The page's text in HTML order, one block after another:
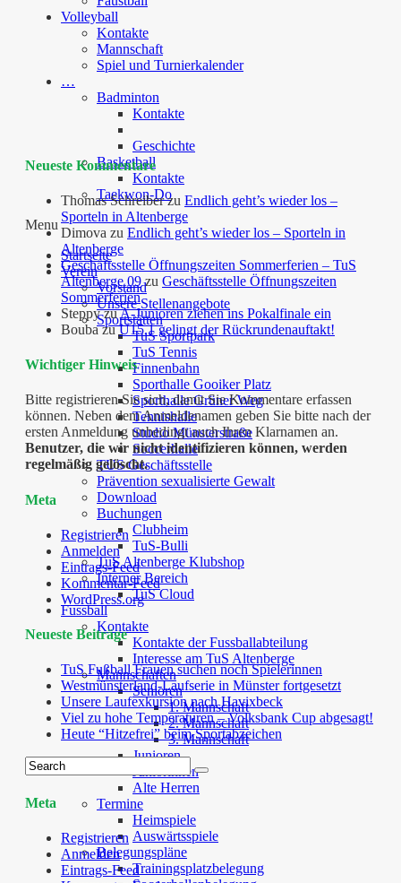
Volleyball
Kontakte
Mannschaft
Spiel und Turnierkalender
…
Badminton
Kontakte
Geschichte
Basketball
Kontakte
Taekwon-Do
Menu
Startseite
Verein
Vorstand
Unsere Stellenangebote
Sportstätten
TuS Sportpark
TuS Tennis
Finnenbahn
Sporthalle Gooiker Platz
Sporthalle Grüner Weg
Tennishalle
Studio Münsterstraße
Soccerhalle
TUS Geschäftsstelle
Prävention sexualisierte Gewalt
Download
Buchungen
Clubheim
TuS-Bulli
TuS Altenberge Klubshop
Interner Bereich
TuS Cloud
Fussball
Kontakte
Kontakte der Fussballabteilung
Interesse am TuS Altenberge
Mannschaften
Senioren
1. Mannschaft
2. Mannschaft
3. Mannschaft
Junioren
Juniorinnen
Alte Herren
Termine
Heimspiele
Auswärtsspiele
Belegungspläne
Trainingsplatzbelegung
Neueste Kommentare
Thomas Schreiberzu Endlich geht’s wieder los –
Sporteln in Altenberge
Dimova zu Endlich geht’s wieder los – Sporteln in
Altenberge
Geschäftsstelle Öffnungszeiten Sommerferien – TuS
Altenberge 09zu Geschäftsstelle Öffnungszeiten
Sommerferien
SteppyzuA-Junioren ziehen ins Pokalfinale ein
BoubazuU15.1 gelingt der Rückrundenauftakt!
Wichtiger Hinweis
Bitte registrieren Sie sich, damit Sie Kommentare erfassen
können. Neben dem Anmeldenamen geben Sie bitte nach der
ersten Anmeldung unbedingt auch Ihren Klarnamen an.
Benutzer, die wir nicht identifizieren können, werden
regelmäßig gelöscht.
Meta
Registrieren
Anmelden
Eintrags-Feed
Kommentar-Feed
WordPress.org
Neueste Beiträge
TuS Fußball Frauen suchen noch Spielerinnen
Westmünsterland-Laufserie in Münster fortgesetzt
Unsere Laufexkursion nach Havixbeck
Viel zu hohe Temperaturen – Volksbank Cup abgesagt!
Heute “Hitzefrei” beim Sportabzeichen
Meta
Registrieren
Anmelden
Eintrags-Feed